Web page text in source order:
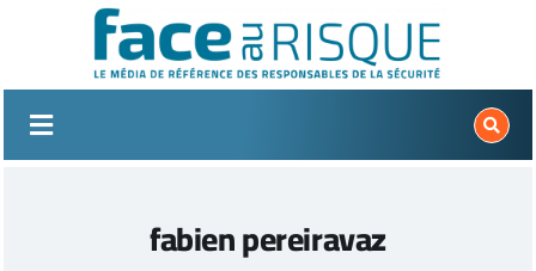
fabien pereiravaz